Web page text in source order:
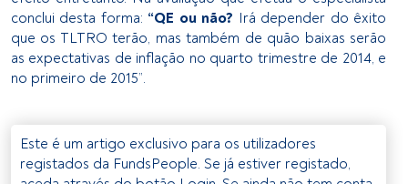
conclui desta forma: “QE ou não? Irá depender do êxito
que os TLTRO terão, mas também de quão baixas serão
as expectativas de inflação no quarto trimestre de 2014, e
no primeiro de 2015”.
Este é um artigo exclusivo para os utilizadores
registados da FundsPeople. Se já estiver registado,